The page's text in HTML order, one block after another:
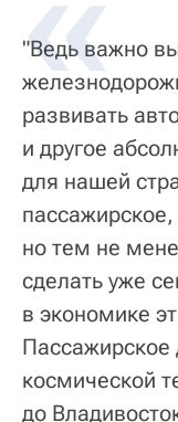
"Ведь важно
развивать
и другое
для нашей
но тем не
сделать уже
в экономике
космической
до